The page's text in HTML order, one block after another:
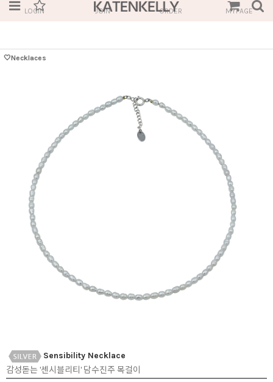
LOGIN JOIN ORDER MYPAGE
🤍Necklaces
Sensibility Necklace
감성돋는 '센시블리티' 담수진주 목걸이